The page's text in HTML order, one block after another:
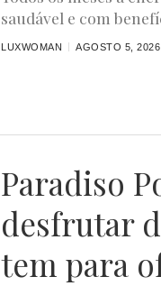
saudável e com
LUXWOMAN AGOSTO 5, 2026
Paradiso
desfrutar
tem para